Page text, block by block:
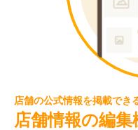
店舗の公式情報を掲載でき
店舗情報の編集